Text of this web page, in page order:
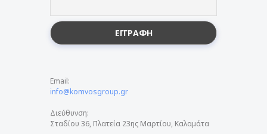
Email:
info@komvosgroup.gr
Διεύθυνση:
Σταδίου 36, Πλατεία 23ης Μαρτίου, Καλαμάτα